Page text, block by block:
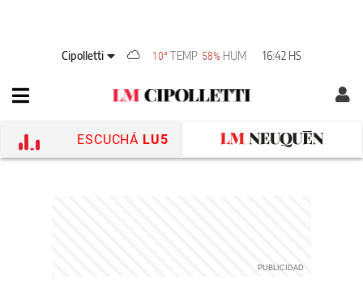
Cipolletti 10°TEMP 58% HUM 16:42 HS
ESCUCHÁ LU5